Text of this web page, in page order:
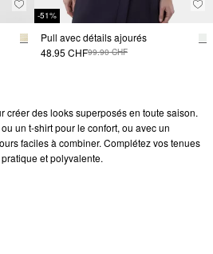
-51%
Pull avec détails ajourés
48.95 CHF99.90 CHF
créer des looks superposés en toute saison.
un t-shirt pour le confort, ou avec un
faciles à combiner. Complétez vos tenues
et polyvalente.